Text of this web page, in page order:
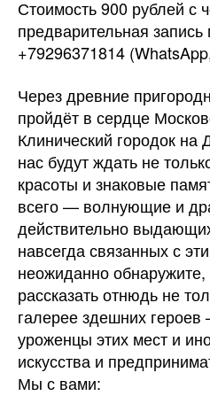
Стоимость 900 рублей с
предварительная
+79296371814
Через древние
пройдёт в сердце
Клинический городок
нас будут ждать не
красоты и знаковые
всего — волнующие и
действительно
навсегда связанных с
неожиданно обнаружите,
рассказать отнюдь не
галерее здешних героев
уроженцы этих мест и
искусства и
Мы с вами: